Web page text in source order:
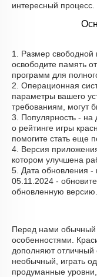
интересный процесс.
1. Размер свободной
освободите память
программ для
2. Операционная
параметры вашего
требованиям, могут
3. Популярность - на
о рейтинге игры
помогите стать еще
4. Версия
котором улучшена
5. Дата обновления -
05.11.2024 -
обновленную версию.
Перед нами обычный
особенностями.
дополняют отличный
необычный, играть
продуманные